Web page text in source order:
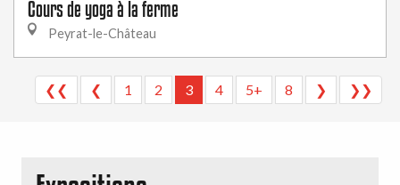
Cours de yoga à la ferme
Peyrat-le-Château
❮❮ ❮ 1 2 3 4 5+ 8 ❯ ❯❯